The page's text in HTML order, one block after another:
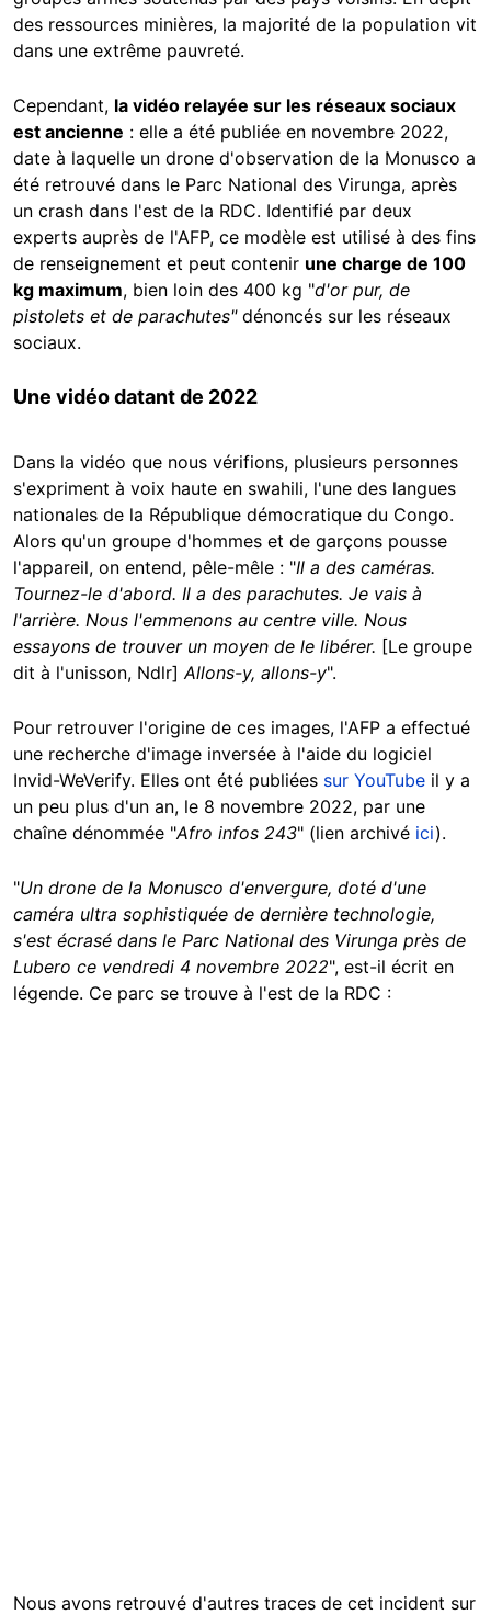
des ressources minières, la majorité de la population vit
dans une extrême pauvreté.
Cependant, la vidéo relayée sur les réseaux sociaux
est ancienne : elle a été publiée en novembre 2022,
date à laquelle un drone d'observation de la Monusco a
été retrouvé dans le Parc National des Virunga, après
un crash dans l'est de la RDC. Identifié par deux
experts auprès de l'AFP, ce modèle est utilisé à des fins
de renseignement et peut contenir une charge de 100
kg maximum, bien loin des 400 kg "d'or pur, de
pistolets et de parachutes" dénoncés sur les réseaux
sociaux.
Une vidéo datant de 2022
Dans la vidéo que nous vérifions, plusieurs personnes
s'expriment à voix haute en swahili, l'une des langues
nationales de la République démocratique du Congo.
Alors qu'un groupe d'hommes et de garçons pousse
l'appareil, on entend, pêle-mêle : "Il a des caméras.
Tournez-le d'abord. Il a des parachutes. Je vais à
l'arrière. Nous l'emmenons au centre ville. Nous
essayons de trouver un moyen de le libérer. [Le groupe
dit à l'unisson, Ndlr] Allons-y, allons-y".
Pour retrouver l'origine de ces images, l'AFP a effectué
une recherche d'image inversée à l'aide du logiciel
Invid-WeVerify. Elles ont été publiées sur YouTube il y a
un peu plus d'un an, le 8 novembre 2022, par une
chaîne dénommée "Afro infos 243" (lien archivé ici).
"Un drone de la Monusco d'envergure, doté d'une
caméra ultra sophistiquée de dernière technologie,
s'est écrasé dans le Parc National des Virunga près de
Lubero ce vendredi 4 novembre 2022", est-il écrit en
légende. Ce parc se trouve à l'est de la RDC :
Nous avons retrouvé d'autres traces de cet incident sur